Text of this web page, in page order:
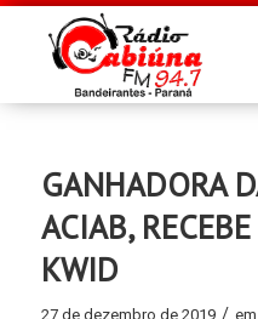
GANHADORA
ACIAB,
KWID
27 de dezembro de 2019 / em